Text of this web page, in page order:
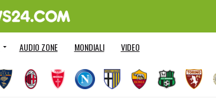
AUDIO ZONE MONDIALI VIDEO